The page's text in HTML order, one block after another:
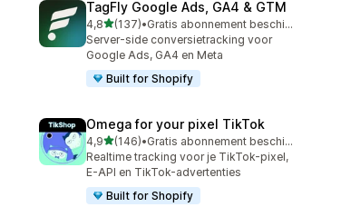
TagFly Google Ads, GA4 & GTM
4,8van 5 sterren
(137)
137 recensies in totaal
•
Gratis abonnement beschikbaar
Server-side conversietracking voor
Google Ads, GA4 en Meta
Built for Shopify
Omega for your pixel TikTok
4,9van 5 sterren
(146)
146 recensies in totaal
•
Gratis abonnement beschikbaar
Realtime tracking voor je TikTok-pixel,
E-API en TikTok-advertenties
Built for Shopify